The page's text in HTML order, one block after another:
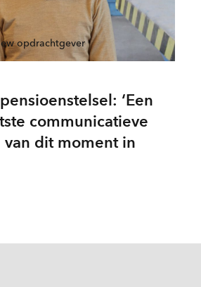
opdrachtgever
‘Een
communicatieve
dit moment in